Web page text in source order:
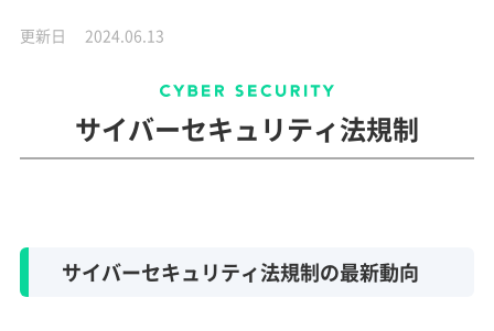
更新日 2024.06.13
サイバーセキュリティ法規制
サイバーセキュリティ法規制の最新動向